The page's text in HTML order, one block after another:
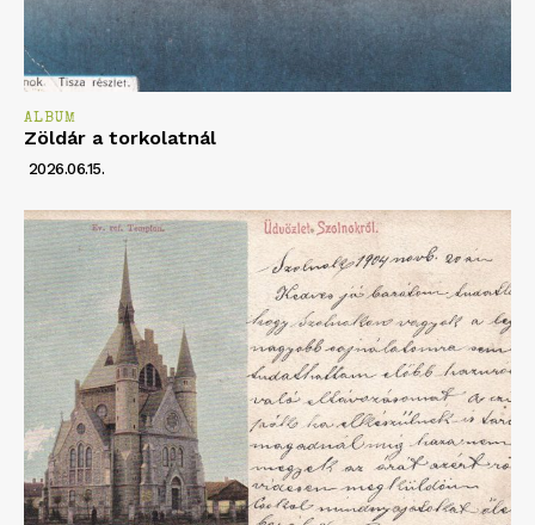
ALBUM
Zöldár a torkolatnál
2026.06.15.